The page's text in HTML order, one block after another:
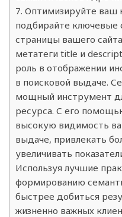
7. Оптимизируйте ваш
подбирайте ключевые
страницы вашего
метатеги title и
роль в отображении
в поисковой выдаче.
мощный инструмент
ресурса. С его
высокую видимость
выдаче, привлекать
увеличивать
Используя лучшие
формированию
быстрее добиться
жизненно важных